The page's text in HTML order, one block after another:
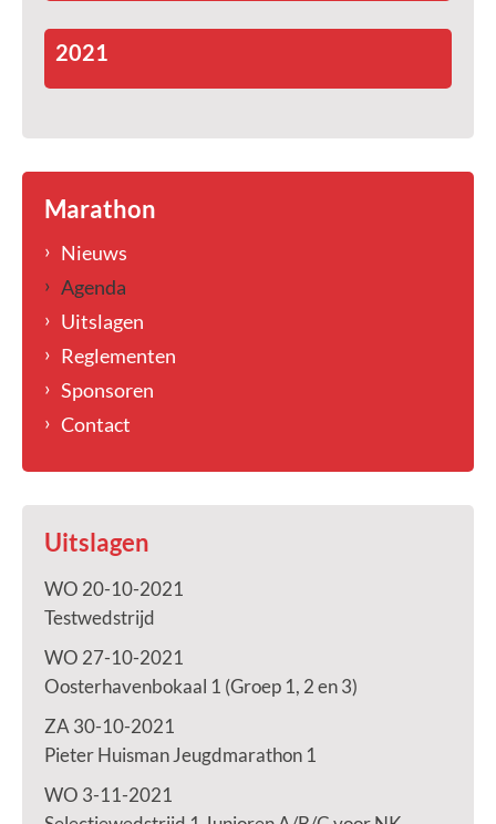
2021
Marathon
Nieuws
Agenda
Uitslagen
Reglementen
Sponsoren
Contact
Uitslagen
WO 20-10-2021
Testwedstrijd
WO 27-10-2021
Oosterhavenbokaal 1 (Groep 1, 2 en 3)
ZA 30-10-2021
Pieter Huisman Jeugdmarathon 1
WO 3-11-2021